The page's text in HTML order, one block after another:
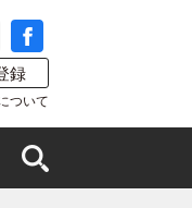
録
ついて